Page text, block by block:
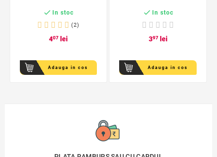
 In stoc
(2)
407lei
Adauga in cos
 In stoc
397lei
Adauga in cos